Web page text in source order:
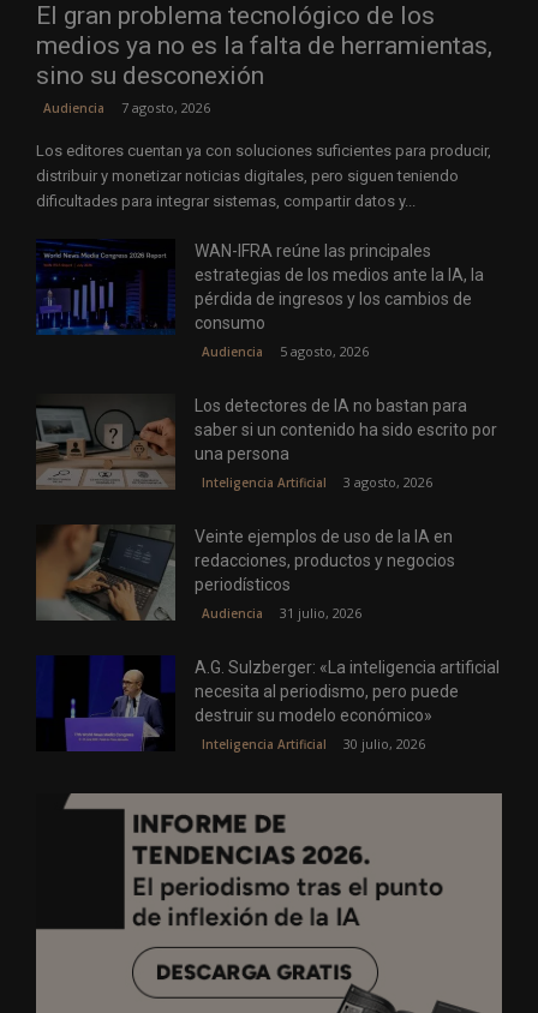
El gran problema tecnológico de los
medios ya no es la falta de herramientas,
sino su desconexión
Audiencia 7 agosto, 2026
Los editores cuentan ya con soluciones suficientes para producir,
distribuir y monetizar noticias digitales, pero siguen teniendo
dificultades para integrar sistemas, compartir datos y...
WAN-IFRA reúne las principales
estrategias de los medios ante la IA, la
pérdida de ingresos y los cambios de
consumo
Audiencia 5 agosto, 2026
Los detectores de IA no bastan para
saber si un contenido ha sido escrito por
una persona
Inteligencia Artificial 3 agosto, 2026
Veinte ejemplos de uso de la IA en
redacciones, productos y negocios
periodísticos
Audiencia 31 julio, 2026
A.G. Sulzberger: «La inteligencia artificial
necesita al periodismo, pero puede
destruir su modelo económico»
Inteligencia Artificial 30 julio, 2026